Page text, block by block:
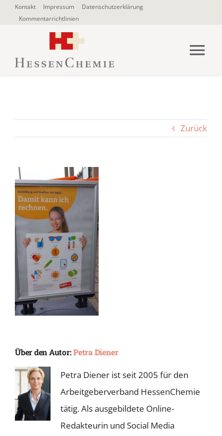
Zum
Inhalt
Kontakt Impressum
Datenschutzerklärung
Kommentarrichtlinien
Über uns
SUCHE
NACH:
Zurück
Über den Autor:Petra Diener
Petra Diener ist seit 2005 für den
Arbeitgeberverband HessenChemie
tätig. Als ausgebildete Online-
Redakteurin und Social Media